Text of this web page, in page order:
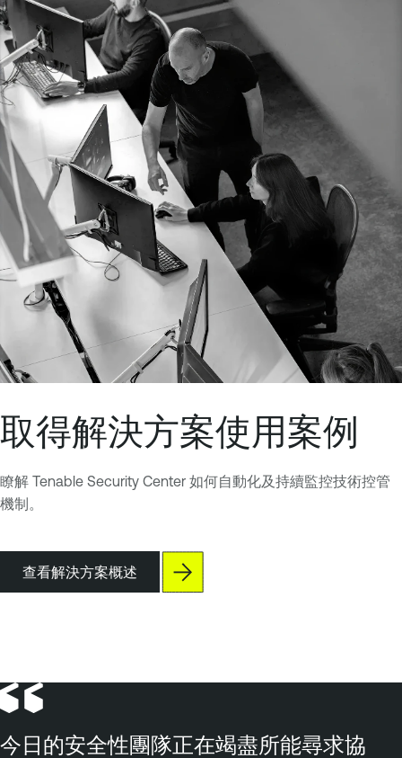
取得解決方案使用案例
瞭解 Tenable Security Center 如何自動化及持續監控技術控管
機制。
查看解決方案概述
今日的安全性團隊正在竭盡所能尋求協